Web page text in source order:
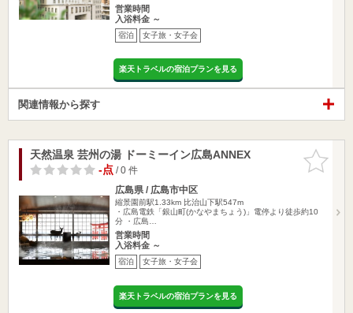
営業時間
入浴料金 ～
宿泊 女子旅・女子会
楽天トラベルの宿泊プランを見る
関連情報から探す
お気に入
りに追加
天然温泉 芸州の湯 ドーミーイン広島ANNEX
-点/ 0 件
広島県 / 広島市中区
縮景園前駅1.33km 比治山下駅547m
・広島電鉄「銀山町(かなやまちょう)」電停より徒歩約10
分 ・広島…
営業時間
入浴料金 ～
宿泊 女子旅・女子会
楽天トラベルの宿泊プランを見る